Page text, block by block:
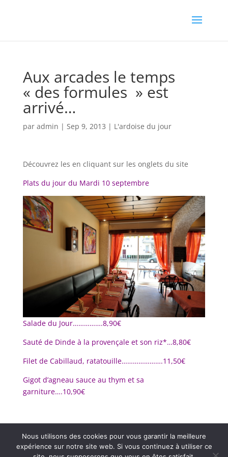
Aux arcades le temps
« des formules » est
arrivé…
par admin | Sep 9, 2013 | L'ardoise du jour
Découvrez les en cliquant sur les onglets du site
Plats du jour du Mardi 10 septembre
Salade du Jour…………….8,90€
Sauté de Dinde à la provençale et son riz*…8,80€
Filet de Cabillaud, ratatouille………………….11,50€
Gigot d’agneau sauce au thym et sa
garniture….10,90€
Nous utilisons des cookies pour vous garantir la meilleure
expérience sur notre site web. Si vous continuez à utiliser ce